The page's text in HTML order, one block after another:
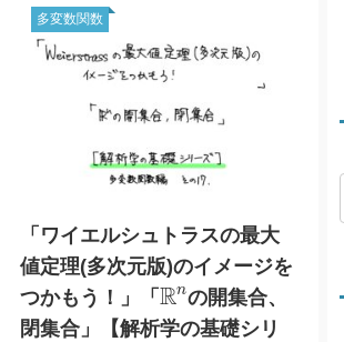
多変数関数
「ワイエルシュトラスの最大
値定理(多次元版)のイメージを
つかもう！」「 Rn
Rnの開集合、
閉集合」【解析学の基礎シリ